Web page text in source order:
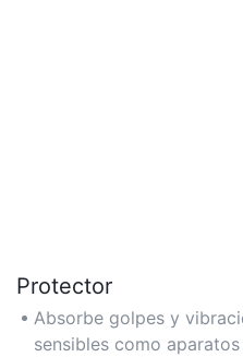
Protector
Absorbe golpes y
sensibles como